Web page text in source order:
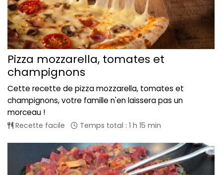
Pizza mozzarella, tomates et
champignons
Cette recette de pizza mozzarella, tomates et
champignons, votre famille n'en laissera pas un
morceau !
Recette facile Temps total : 1 h 15 min